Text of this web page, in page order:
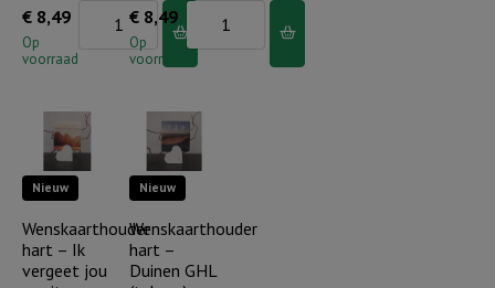
€ 8,49
Op
voorraad
Wenskaarthouder
hoop
aantal
€ 8,49
Op
voorraad
hart
-
Heere
wacht..
Nieuw
Wenskaarthouder
hart – Ik
vergeet jou
Nieuw
Wenskaarthouder
hart –
Duinen GHL